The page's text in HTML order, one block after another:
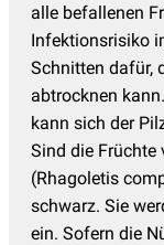
alle befallenen
Infektionsrisiko
Schnitten dafür,
abtrocknen
kann sich der
Sind die Früchte
(Rhagoletis
schwarz. Sie
ein. Sofern die